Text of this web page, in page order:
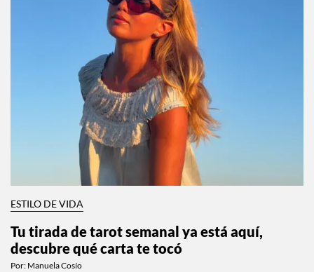
ESTILO DE VIDA
Tu tirada de tarot semanal ya está aquí,
descubre qué carta te tocó
Por: Manuela Cosío